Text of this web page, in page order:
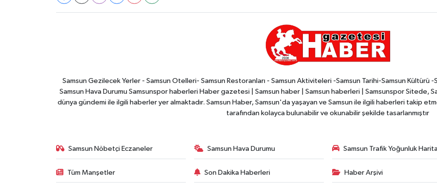
Samsun Gezilecek Yerler - Samsun Otelleri- Samsun Restoranları - Samsun Aktiviteleri -Samsun Tarihi-Samsun Kültürü -
Samsun Hava Durumu Samsunspor haberleri Haber gazetesi | Samsun haber | Samsun haberleri | Samsunspor Sitede,
dünya gündemi ile ilgili haberler yer almaktadır. Samsun Haber, Samsun'da yaşayan ve Samsun ile ilgili haberleri takip
tarafından kolayca bulunabilir ve okunabilir şekilde tasarlanmıştır
Samsun Nöbetçi Eczaneler Samsun Hava Durumu Samsun Trafik Yoğunluk
Tüm Manşetler Son Dakika Haberleri Haber Arşivi